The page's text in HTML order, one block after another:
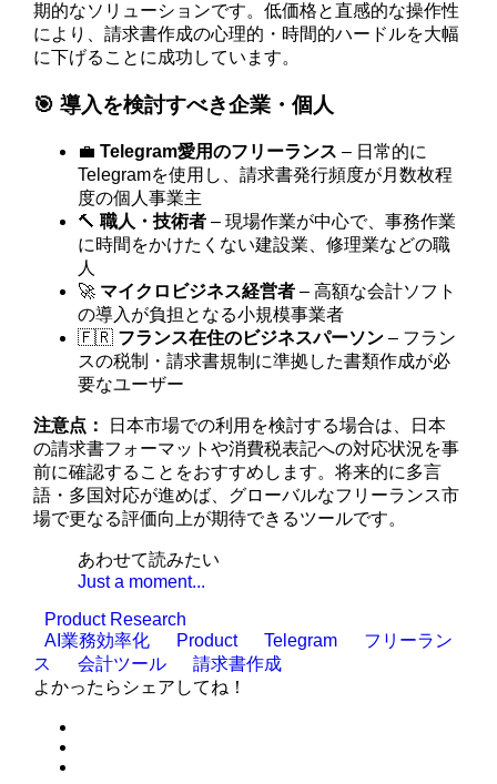
期的なソリューションです。低価格と直感的な操作性
により、請求書作成の心理的・時間的ハードルを大幅
に下げることに成功しています。
🎯 導入を検討すべき企業・個人
💼Telegram愛用のフリーランス – 日常的に
Telegramを使用し、請求書発行頻度が月数枚程
度の個人事業主
🔨職人・技術者 – 現場作業が中心で、事務作業
に時間をかけたくない建設業、修理業などの職
人
🚀 マイクロビジネス経営者 – 高額な会計ソフト
の導入が負担となる小規模事業者
🇫🇷 フランス在住のビジネスパーソン – フラン
スの税制・請求書規制に準拠した書類作成が必
要なユーザー
注意点：
日本市場での利用を検討する場合は、日本
の請求書フォーマットや消費税表記への対応状況を事
前に確認することをおすすめします。将来的に多言
語・多国対応が進めば、グローバルなフリーランス市
場で更なる評価向上が期待できるツールです。
あわせて読みたい
Just a moment...
Product Research
AI業務効率化
Product Telegram
フリーラン
ス
会計ツール
請求書作成
よかったらシェアしてね！